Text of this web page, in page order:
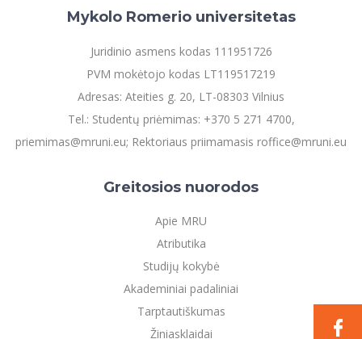
Mykolo Romerio universitetas
Juridinio asmens kodas 111951726
PVM mokėtojo kodas LT119517219
Adresas: Ateities g. 20, LT-08303 Vilnius
Tel.: Studentų priėmimas: +370 5 271 4700,
priemimas@mruni.eu; Rektoriaus priimamasis roffice@mruni.eu
Greitosios nuorodos
Apie MRU
Atributika
Studijų kokybė
Akademiniai padaliniai
Tarptautiškumas
Žiniasklaidai